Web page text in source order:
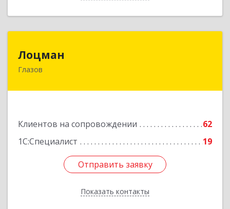
Лоцман
Глазов
Клиентов на сопровождении
62
1С:Специалист
19
Отправить заявку
Показать контакты
427620, Удмуртская Респ, Глазов г, Сибирская
Отправить заявку
Назад